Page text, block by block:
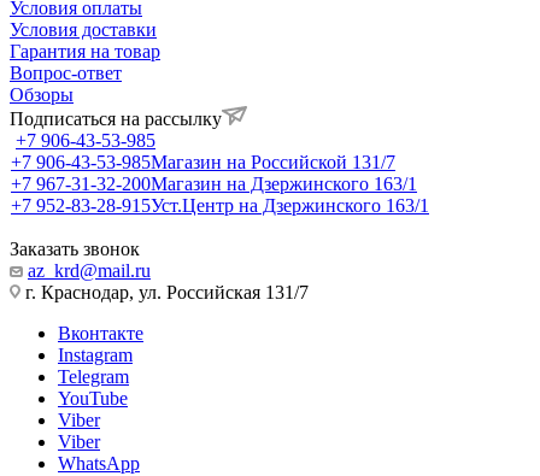
Условия оплаты
Условия доставки
Гарантия на товар
Вопрос-ответ
Обзоры
Подписаться на рассылку
+7 906-43-53-985
+7 906-43-53-985Магазин на Российской 131/7
+7 967-31-32-200Магазин на Дзержинского 163/1
+7 952-83-28-915Уст.Центр на Дзержинского 163/1
Заказать звонок
az_krd@mail.ru
г. Краснодар, ул. Российская 131/7
Вконтакте
Instagram
Telegram
YouTube
Viber
Viber
WhatsApp